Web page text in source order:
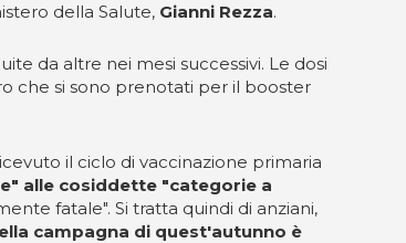
della Salute, Gianni Rezza.
da altre nei mesi successivi. Le dosi
che si sono prenotati per il booster
il ciclo di vaccinazione primaria
alle cosiddette "categorie a
fatale". Si tratta quindi di anziani,
campagna di quest'autunno è